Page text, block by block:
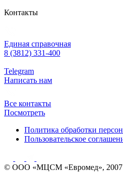
Контакты
Единая справочная
8 (3812) 331-400
Telegram
Написать нам
Все контакты
Посмотреть
Политика обработки
Пользовательское
© ООО «МЦСМ «Евромед», 2007